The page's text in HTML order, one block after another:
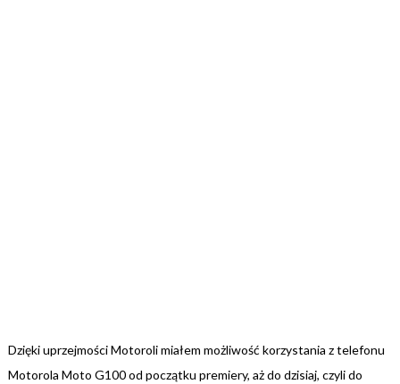
Dzięki uprzejmości Motoroli miałem możliwość korzystania z telefonu
Motorola Moto G100 od początku premiery, aż do dzisiaj, czyli do